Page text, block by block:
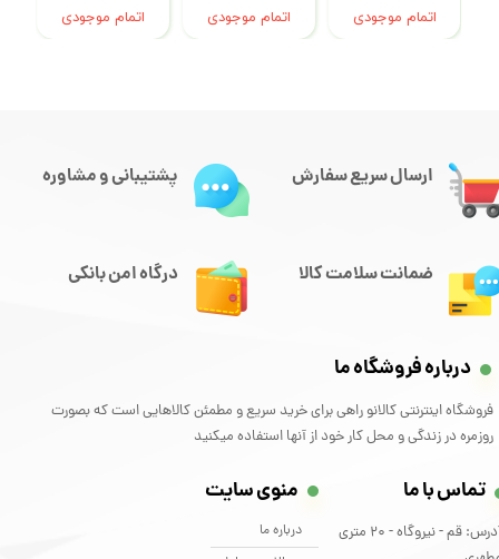
اتمام موجودی اتمام موجودی اتمام موجودی
ارسال سریع سفارش
درگاه امن بانکی
پشتیبانی و مشاوره
ضمانت سلامت کالا
درباره فروشگاه ما
فروشگاه اینترنتی کالانو راهی برای خرید سریع و مطمئن کالاهایی است که بصورت
روزمره در زندگی و محل کار خود از آنها استفاده میکنید
تماس با ما
آدرس: قم - نیروگاه - 20 متری
منوی سایت
درباره ما